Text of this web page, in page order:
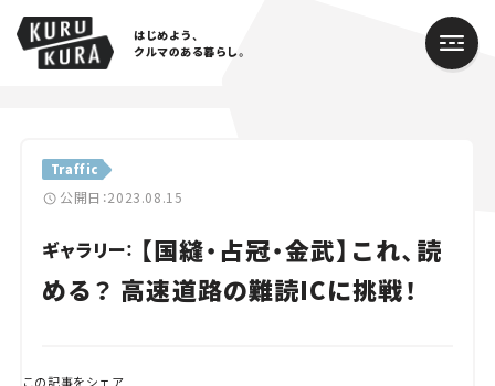
はじめよう、
クルマのある暮らし。
Traffic
公開日：2023.08.15
ギャラリー： 【国縫・占冠・金武】これ、読
める？ 高速道路の難読ICに挑戦！
この記事をシェア
Cars
Lifestyle
Traffic